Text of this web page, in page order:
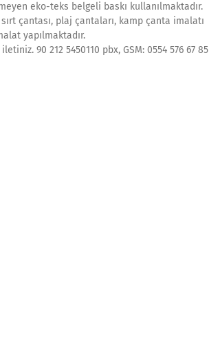
eko-teks belgeli baskı kullanılmaktadır.
çantası, plaj çantaları, kamp çanta imalatı
yapılmaktadır.
90 212 5450110 pbx, GSM: 0554 576 67 85